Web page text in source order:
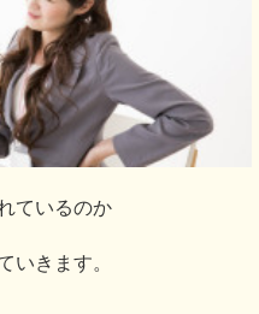
ているのか
いきます。